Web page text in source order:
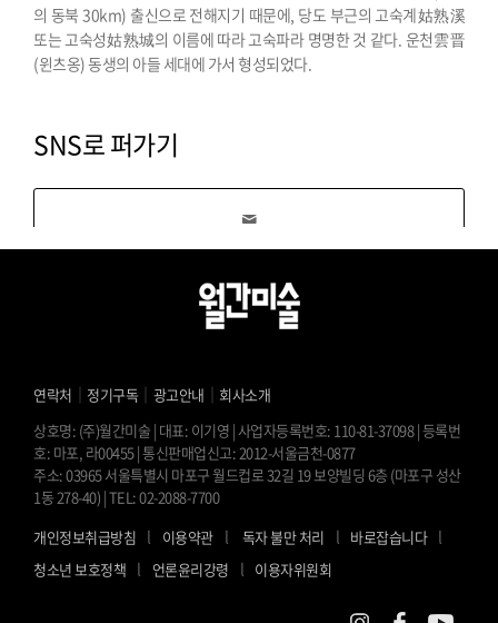
의 동북 30km) 출신으로 전해지기 때문에, 당도 부근의 고숙계姑熟溪
또는 고숙성姑熟城의 이름에 따라 고숙파라 명명한 것 같다. 운천雲晋
(윈츠옹) 동생의 아들 세대에 가서 형성되었다.
SNS로 퍼가기
연락처 ｜ 정기구독 ｜ 광고안내 ｜ 회사소개
상호명: (주)월간미술 | 대표: 이기영 | 사업자등록번호: 110-81-37098 | 등록번
호: 마포, 라00455 | 통신판매업신고: 2012-서울금천-0877
주소: 03965 서울특별시 마포구 월드컵로 32길 19 보양빌딩 6층 (마포구 성산
1동 278-40) | TEL: 02-2088-7700
개인정보취급방침 l 이용약관 l 독자 불만 처리 l 바로잡습니다 l
청소년 보호정책 l 언론윤리강령 l 이용자위원회